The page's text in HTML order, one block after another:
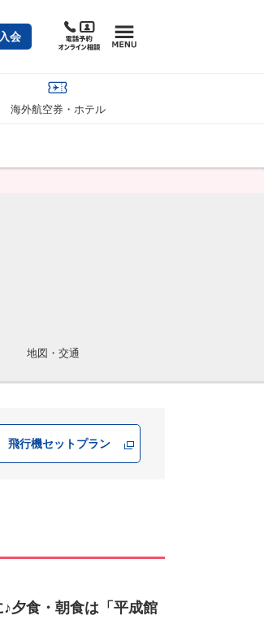
会
海外航空券・ホテル
地図・交通
飛行機セットプラン
夕食・朝食は「平成館